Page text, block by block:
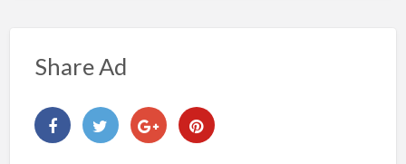
Share Ad